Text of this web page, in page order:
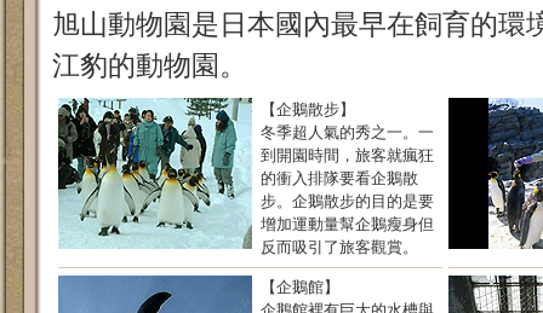
旭山動物園是日本國內最早在飼育的環
江豹的動物園。
【企鵝散步】
冬季超人氣的秀之一。一
到開園時間，旅客就瘋狂
的衝入排隊要看企鵝散
步。企鵝散步的目的是要
增加運動量幫企鵝瘦身但
反而吸引了旅客觀賞。
【企鵝館】